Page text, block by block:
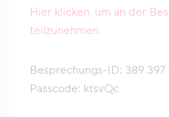
Hier klicken, um an der
teilzunehmen
Besprechungs-ID: 389
Passcode: ktsvQc